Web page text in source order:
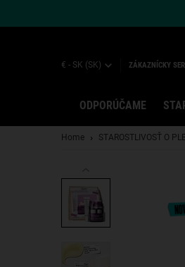
€ - SK (SK) ZÁKAZNÍCKY
ODPORÚČAME
Home STAROSTLIVOSŤ O